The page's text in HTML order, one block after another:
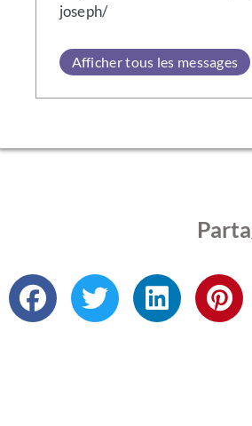
joseph/
Afficher tous les messages